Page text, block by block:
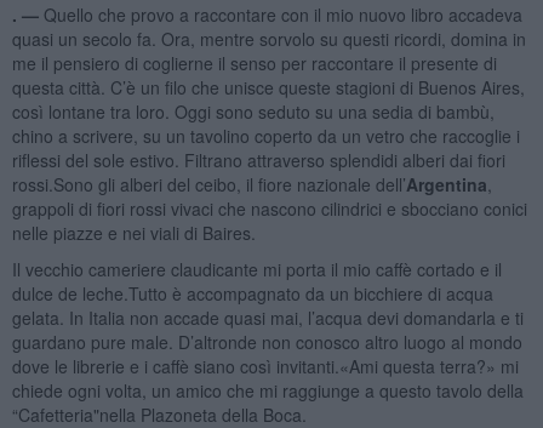
. — Quello che provo a raccontare con il mio nuovo libro accadeva
quasi un secolo fa. Ora, mentre sorvolo su questi ricordi, domina in
me il pensiero di coglierne il senso per raccontare il presente di
questa città. C’è un filo che unisce queste stagioni di Buenos Aires,
così lontane tra loro. Oggi sono seduto su una sedia di bambù,
chino a scrivere, su un tavolino coperto da un vetro che raccoglie i
riflessi del sole estivo. Filtrano attraverso splendidi alberi dai fiori
rossi.Sono gli alberi del ceibo, il fiore nazionale dell’Argentina
grappoli di fiori rossi vivaci che nascono cilindrici e sbocciano conici
nelle piazze e nei viali di Baires.
Il vecchio cameriere claudicante mi porta il mio caffè cortado e il
dulce de leche.Tutto è accompagnato da un bicchiere di acqua
gelata. In Italia non accade quasi mai, l’acqua devi domandarla e ti
guardano pure male. D’altronde non conosco altro luogo al mondo
dove le librerie e i caffè siano così invitanti.«Ami questa terra?» mi
chiede ogni volta, un amico che mi raggiunge a questo tavolo della
“Cafetteria"nella Plazoneta della Boca.